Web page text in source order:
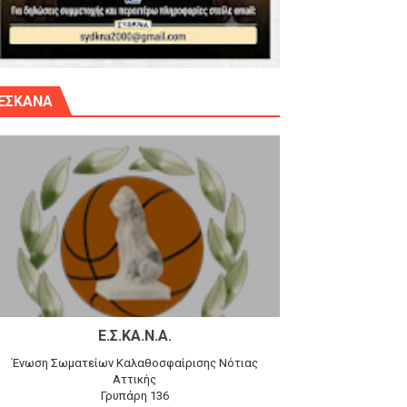
Δημητρίου την Κυριακή 14.6.26
Προφήτη Ηλία 78-74 στα Καμίνια
Ε.Σ.ΚΑ.Ν.Α.
Ένωση Σωματείων Καλαθοσφαίρισης Νότιας
Αττικής
Γρυπάρη 136